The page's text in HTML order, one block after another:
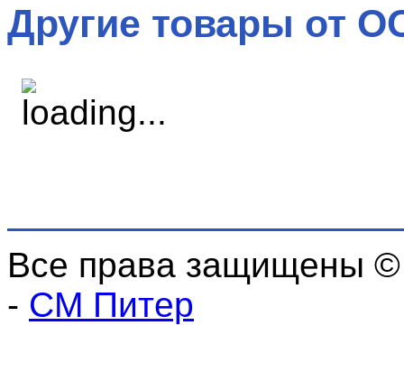
Другие товары от
Все права защищены
- СМ Питер